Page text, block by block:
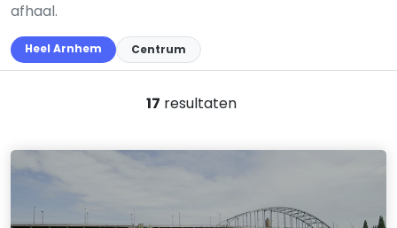
afhaal.
Heel Arnhem Centrum
17 resultaten